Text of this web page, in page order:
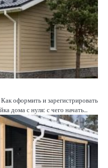
оформить и зарегистрировать
дома с нуля: с чего начать…